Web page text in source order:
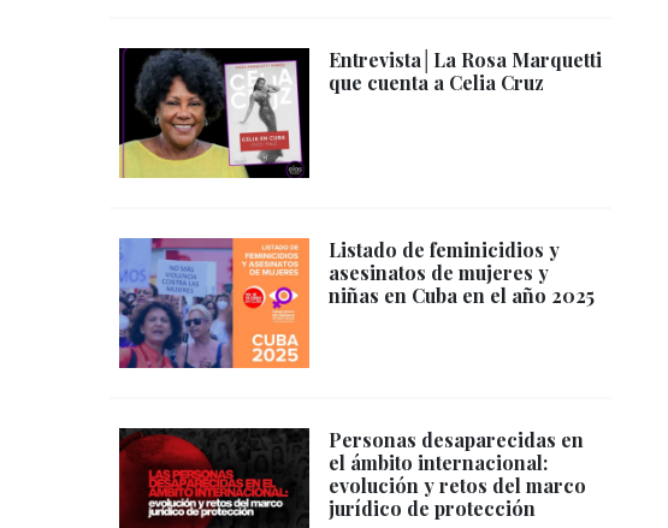
Entrevista│La Rosa Marquetti
que cuenta a Celia Cruz
Listado de feminicidios y
asesinatos de mujeres y
niñas en Cuba en el año 2025
Personas desaparecidas en
el ámbito internacional:
evolución y retos del marco
jurídico de protección